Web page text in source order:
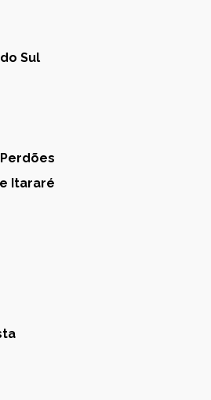
Sul
Perdões
Itararé